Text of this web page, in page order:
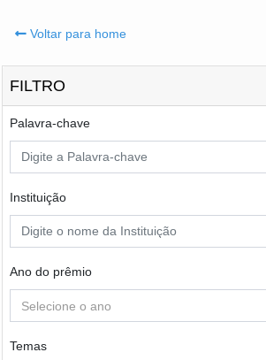
Voltar para home
FILTRO
Palavra-chave
Instituição
Ano do prêmio
Selecione o ano
Temas